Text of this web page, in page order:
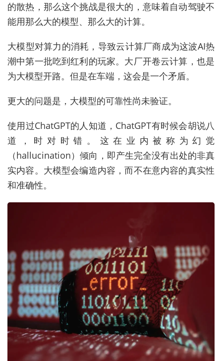
的散热，那么这个挑战是很大的，意味着自动驾驶不
能用那么大的模型、那么大的计算。
大模型对算力的消耗，导致云计算厂商成为这波AI热
潮中第一批吃到红利的玩家。大厂开卷云计算，也是
为大模型开路。但是在车端，这会是一个矛盾。
更大的问题是，大模型的可靠性尚未验证。
使用过ChatGPT的人知道，ChatGPT有时候会胡说八
道，时对时错。这在业内被称为幻觉
（hallucination）倾向，即产生完全没有出处的非真
实内容。大模型会编造内容，而不在意内容的真实性
和准确性。